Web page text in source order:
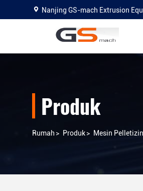
Nanjing GS-mach Extrusion
Produk
Rumah > Produk> Mesin